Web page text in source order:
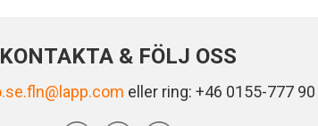
KONTAKTA & FÖLJ OSS
eller ring: +46 0155-777 90